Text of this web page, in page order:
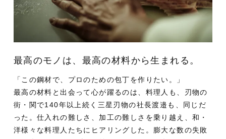
最高のモノは、最高の材料から生まれる。
「この鋼材で、プロのための包丁を作りたい。」
最高の材料と出会って心が躍るのは、料理人も、刃物の
街・関で140年以上続く三星刃物の社長渡邉も、同じだ
った。仕入れの難しさ、加工の難しさを乗り越え、和・
洋様々な料理人たちにヒアリングした。膨大な数の失敗